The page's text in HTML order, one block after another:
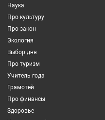
Наука
Про культуру
Про закон
Экология
Выбор дня
Про туризм
Учитель года
Грамотей
Про финансы
Здоровье